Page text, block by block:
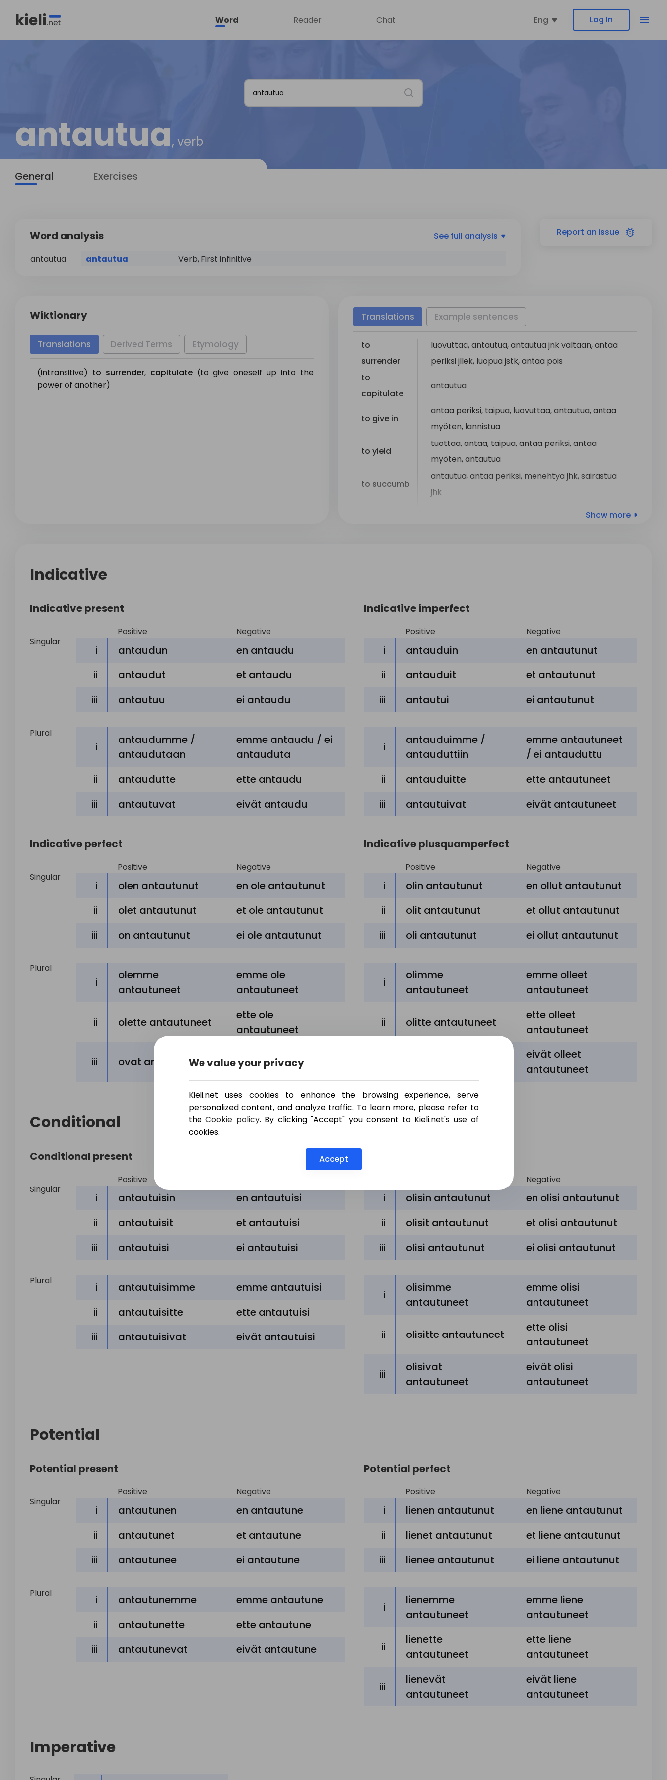
Word Reader Chat Eng Log In
antautua, verb
General Exercises
Word analysis See full analysis
antautua
antautua Verb, First infinitive
Report an issue
Wiktionary
Translations Derived Terms Etymology
(intransitive) to surrender, capitulate(to give oneself up into the
power of another)
Translations Example sentences
to
surrender
luovuttaa,antautua,antautua jnk valtaan,antaa
periksi jllek, luopua jstk,antaa pois
to
capitulate
antautua
to give in
antaa periksi, taipua, luovuttaa,antautua,antaa
myöten, lannistua
to yield
tuottaa,antaa, taipua,antaa periksi,antaa
myöten,antautua
to succumb
antautua,antaa periksi, menehtyä jhk,sairastua
jhk
surrender
antautua
to cave in
antautua
to lower the
laskea antautua
laskealippu, antautua
to enter on
Show more
Indicative
Indicative present
Singular
Positive Negative
i antaudun en antaudu
ii
antaudut et antaudu
iii
antautuu ei antaudu
Plural
i
antaudumme /
antaudutaan
emmeantaudu / ei
antauduta
ii
antaudutte etteantaudu
iii
antautuvat eivät antaudu
Indicative imperfect
Positive Negative
i antauduin en antautunut
ii
antauduit et antautunut
iii
antautui ei antautunut
i
antauduimme /
antauduttiin
emme antautuneet
/ei antauduttu
ii
antauduitte ette antautuneet
iii
antautuivat eivät antautuneet
Indicative perfect
Singular
Positive Negative
i olen antautunut
en ole antautunut
ii
olet antautunut
et ole antautunut
iii
on antautunut ei ole antautunut
Plural
i
olemme
antautuneet
emme ole
antautuneet
ii olette antautuneet
ette ole
antautuneet
iii ovat antautuneet
antautuneet
Indicative plusquamperfect
Positive Negative
i olin antautunut
en ollut antautunut
ii
olit antautunut
et ollut antautunut
iii
oli antautunut ei ollut antautunut
i
olimme
antautuneet
emme olleet
antautuneet
ii olitte antautuneet
ette olleet
antautuneet
eivät olleet
antautuneet
Conditional
Conditional present
Singular
Positive
i antautuisin en antautuisi
ii
antautuisit et antautuisi
iii
antautuisi ei antautuisi
Plural i antautuisimme emmeantautuisi
ii
antautuisitte etteantautuisi
iii
antautuisivat eivät antautuisi
Negative
i olisin antautunut
en olisi antautunut
ii
olisit antautunut
et olisi antautunut
iii
olisi antautunut ei olisi antautunut
i
olisimme
antautuneet
emme olisi
antautuneet
ii olisitte antautuneet
ette olisi
antautuneet
iii
olisivat
antautuneet
eivät olisi
antautuneet
Potential
Potential present
Singular
Positive Negative
i antautunen
en antautune
ii
antautunet
et antautune
iii
antautunee ei antautune
Plural i antautunemme
emme antautune
ii
antautunette
ette antautune
iii
antautunevat eivät antautune
Potential perfect
Positive Negative
i lienen antautunut
en liene antautunut
ii
lienet antautunut
et liene antautunut
iii
lienee antautunut ei liene antautunut
i
lienemme
antautuneet
emme liene
antautuneet
ii
lienette
antautuneet
ette liene
antautuneet
iii
lienevät
antautuneet
eivät liene
antautuneet
Imperative
We value your privacy
Kieli.net uses cookies to enhance the browsing experience, serve
personalized content, and analyze traffic. To learn more, please refer to
theCookie policy. By clicking "Accept" you consent to Kieli.net's use of
cookies.
Accept